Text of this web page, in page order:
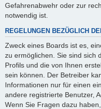
Gefahrenabwehr oder zur
notwendig ist.
REGELUNGEN BEZÜGLICH
Zweck eines Boards ist es,
zu ermöglichen. Sie sind sich
Profils und die von Ihnen
sein können. Der Betreiber
Informationen nur für einen
andere registrierte Benutzer,
Wenn Sie Fragen dazu